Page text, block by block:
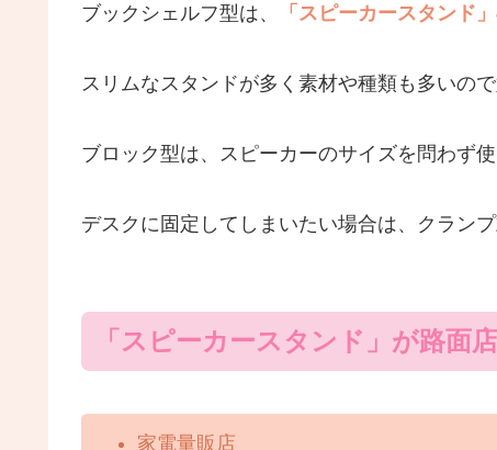
ブックシェルフ型は、 「スピーカースタンド」
スリムなスタンドが多く素材や種類も多いの
ブロック型は、スピーカーのサイズを問わず使
デスクに固定してしまいたい場合は、クランプ
「スピーカースタンド」が路面
家電量販店